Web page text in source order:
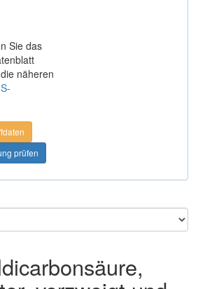
Sie das
näheren
prüfen